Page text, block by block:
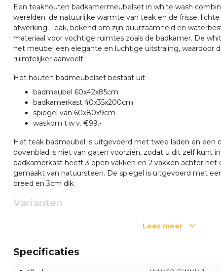
Een teakhouten badkamermeubelset in white wash
werelden: de natuurlijke warmte van teak en de frisse,
afwerking. Teak, bekend om zijn duurzaamheid en
materiaal voor vochtige ruimtes zoals de badkamer. De
het meubel een elegante en luchtige uitstraling, waardoor
ruimtelijker aanvoelt.
Het houten badmeubelset bestaat uit
badmeubel 60x42x85cm
badkamerkast 40x35x200cm
spiegel van 60x80x9cm
waskom t.w.v. €99.-
Het teak badmeubel is uitgevoerd met twee laden en een
bovenblad is niet van gaten voorzien, zodat u dit zelf kunt
badkamerkast heeft 3 open vakken en 2 vakken achter het
gemaakt van natuursteen. De spiegel is uitgevoerd met
breed en 3cm dik.
Varianten
Of wilt u dit badmeubel los bestellen?klik hier
Verzending
Onze teakhouten badkamermeubelen wordt door onze
Lees meer
Specificaties